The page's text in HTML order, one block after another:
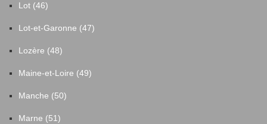
Lot (46)
Lot-et-Garonne (47)
Lozère (48)
Maine-et-Loire (49)
Manche (50)
Marne (51)